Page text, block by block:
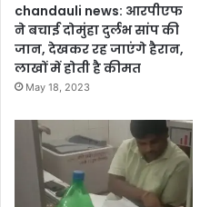
chandauli news: आरपीएफ
ने बचाई दोमुंहा दुर्लभ सांप की
जान, देखकर रह जाएंगे हैरान,
लाखों में होती है कीमत
May 18, 2023